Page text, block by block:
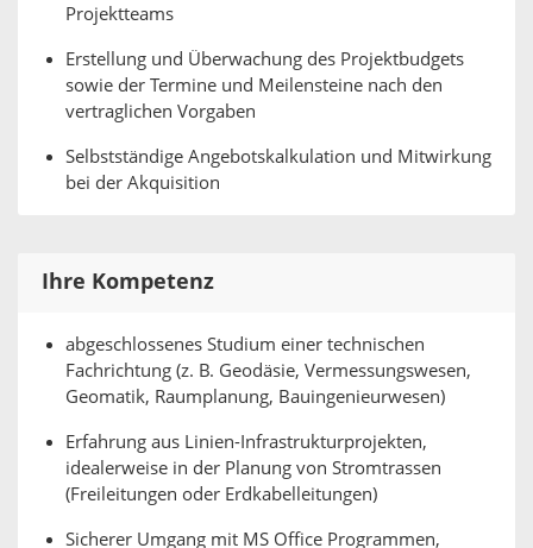
Projektteams
Erstellung und Überwachung des Projektbudgets
sowie der Termine und Meilensteine nach den
vertraglichen Vorgaben
Selbstständige Angebotskalkulation und Mitwirkung
bei der Akquisition
Ihre Kompetenz
abgeschlossenes Studium einer technischen
Fachrichtung (z. B. Geodäsie, Vermessungswesen,
Geomatik, Raumplanung, Bauingenieurwesen)
Erfahrung aus Linien-Infrastrukturprojekten,
idealerweise in der Planung von Stromtrassen
(Freileitungen oder Erdkabelleitungen)
Sicherer Umgang mit MS Office Programmen,